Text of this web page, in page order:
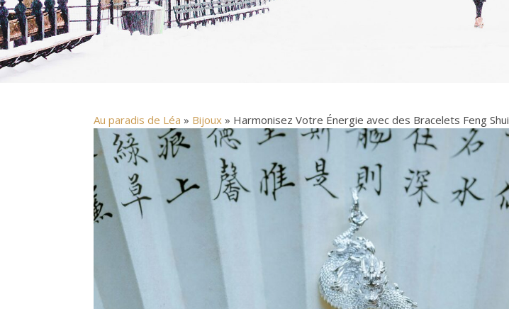
Au paradis de Léa » Bijoux » Harmonisez Votre Énergie avec des Bracelets Feng Shui